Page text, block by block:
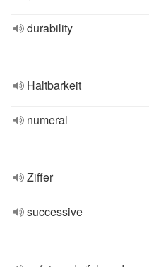
durability
Haltbarkeit
numeral
Ziffer
successive